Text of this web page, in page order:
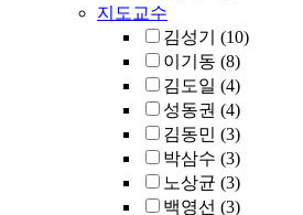
지도교수
김성기
(10)
이기동 (8)
김도일 (4)
성동권 (4)
김동민 (3)
박삼수 (3)
노상균 (3)
백영선 (3)